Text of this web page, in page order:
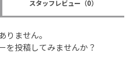
スタッフレビュー （0）
りません。
を投稿してみませんか？